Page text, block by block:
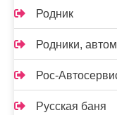
Родник
Родники,
Рос-
Русская баня